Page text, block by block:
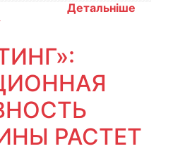
Детальніше
РАСТЕТ